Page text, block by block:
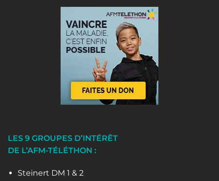
LES 9 GROUPES D’INTÉRÊT
DE L’AFM-TÉLÉTHON :
Steinert DM 1 & 2